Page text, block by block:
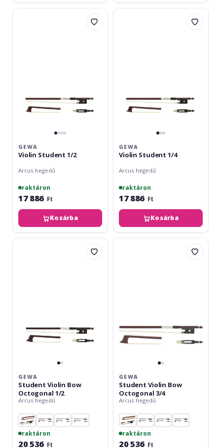
Gewa
GEWA
Violin Student 1/2
Arcus hegedű
raktáron
17 886 Ft
Kosárba
Gewa
GEWA
Violin Student 1/4
Arcus hegedű
raktáron
17 886 Ft
Kosárba
Gewa
GEWA
Student Violin Bow
Octogonal 1/2
Arcus hegedű
raktáron
20 536 Ft
Gewa
GEWA
Student Violin Bow
Octogonal 3/4
Arcus hegedű
raktáron
20 536 Ft